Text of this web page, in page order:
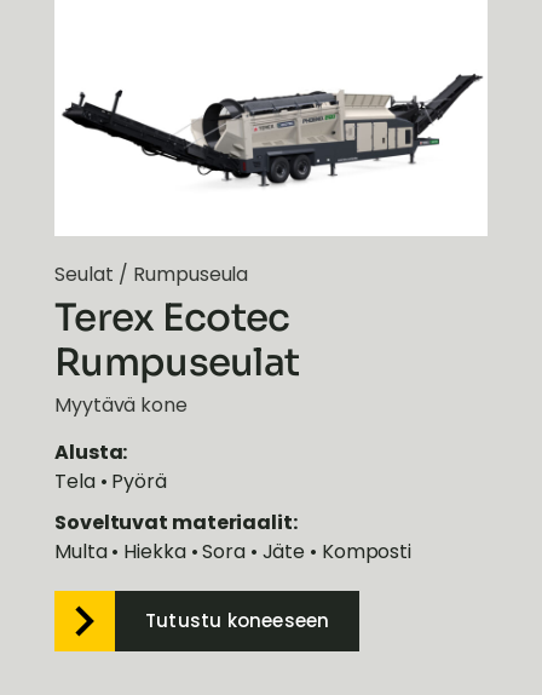
Seulat / Rumpuseula
Terex Ecotec
Rumpuseulat
Myytävä kone
Alusta:
Tela • Pyörä
Soveltuvat materiaalit:
Multa • Hiekka • Sora • Jäte • Komposti
Tutustu koneeseen